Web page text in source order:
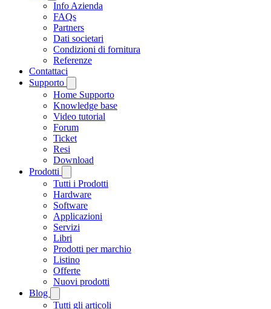
Info Azienda
FAQs
Partners
Dati societari
Condizioni di fornitura
Referenze
Contattaci
Supporto
Home Supporto
Knowledge base
Video tutorial
Forum
Ticket
Resi
Download
Prodotti
Tutti i Prodotti
Hardware
Software
Applicazioni
Servizi
Libri
Prodotti per marchio
Listino
Offerte
Nuovi prodotti
Blog
Tutti gli articoli